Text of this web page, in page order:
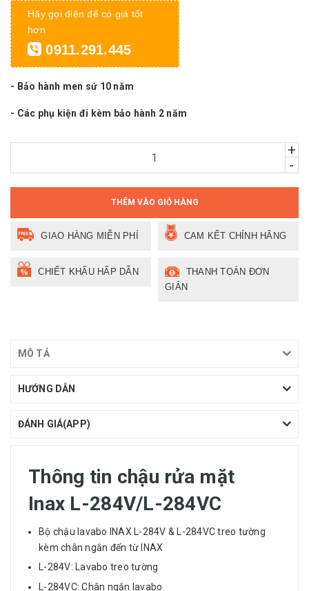
Hãy gọi điện để có giá tốt
hơn
0911.291.445
- Bảo hành men sứ 10 năm
- Các phụ kiện đi kèm bảo hành 2 năm
+
-
THÊM VÀO GIỎ HÀNG
GIAO HÀNG MIỄN PHÍ CAM KẾT CHÍNH HÃNG
CHIẾT KHẤU HẤP DẪN
THANH TOÁN ĐƠN
GIẢN
MÔ TẢ
HƯỚNG DẪN
ĐÁNH GIÁ(APP)
Thông tin chậu rửa mặt
Inax L-284V/L-284VC
Bộ chậu lavabo INAX L-284V & L-284VC treo tường
kèm chân ngắn đến từ INAX
L-284V: Lavabo treo tường
L-284VC: Chân ngắn lavabo